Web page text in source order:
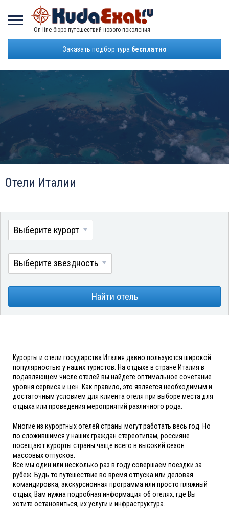
On-line бюро путешествий нового поколения
Заказать подбор тура бесплатно
Отели Италии
Выберите курорт
Выберите звездность
Найти отель
Курорты и отели государства Италия давно пользуются широкой
популярностью у наших туристов. На отдыхе в стране Италия в
подавляющем числе отелей вы найдете оптимальное сочетание
уровня сервиса и цен. Как правило, это является необходимым и
достаточным условием для клиента отеля при выборе места для
отдыха или проведения мероприятий различного рода.
Многие из курортных отелей страны могут работать весь год. Но
по сложившимся у наших граждан стереотипам, россияне
посещают курорты страны чаще всего в высокий сезон
массовых отпусков.
Все мы один или несколько раз в году совершаем поездки за
рубеж. Будь то путешествие во время отпуска или деловая
командировка, экскурсионная программа или просто пляжный
отдых, Вам нужна подробная информация об отелях, где Вы
хотите остановиться, их услуги и инфраструктура.